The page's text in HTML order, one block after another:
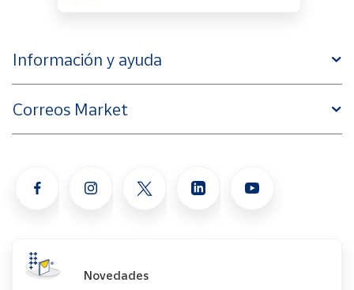
Información y ayuda
Correos Market
Novedades